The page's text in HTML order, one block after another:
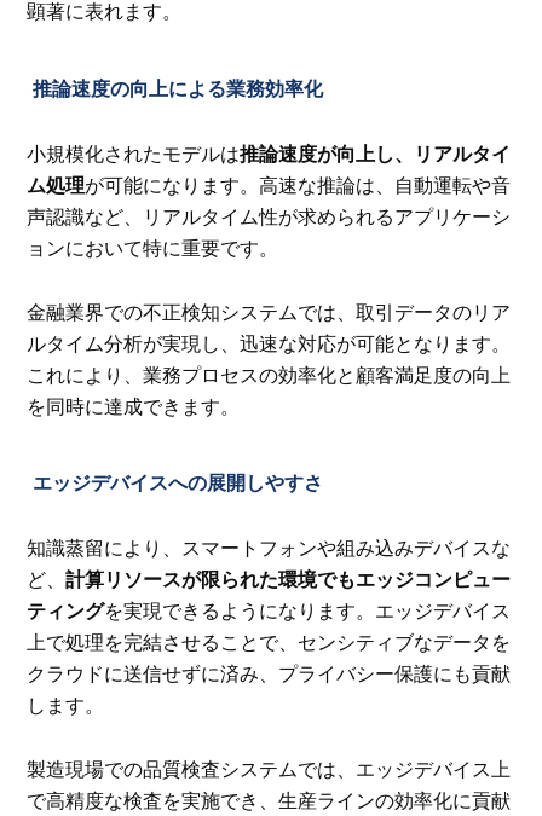
顕著に表れます。
推論速度の向上による業務効率化
小規模化されたモデルは推論速度が向上し、リアルタイ
ム処理が可能になります。高速な推論は、自動運転や音
声認識など、リアルタイム性が求められるアプリケーシ
ョンにおいて特に重要です。
金融業界での不正検知システムでは、取引データのリア
ルタイム分析が実現し、迅速な対応が可能となります。
これにより、業務プロセスの効率化と顧客満足度の向上
を同時に達成できます。
エッジデバイスへの展開しやすさ
知識蒸留により、スマートフォンや組み込みデバイスな
ど、計算リソースが限られた環境でもエッジコンピュー
ティングを実現できるようになります。エッジデバイス
上で処理を完結させることで、センシティブなデータを
クラウドに送信せずに済み、プライバシー保護にも貢献
します。
製造現場での品質検査システムでは、エッジデバイス上
で高精度な検査を実施でき、生産ラインの効率化に貢献